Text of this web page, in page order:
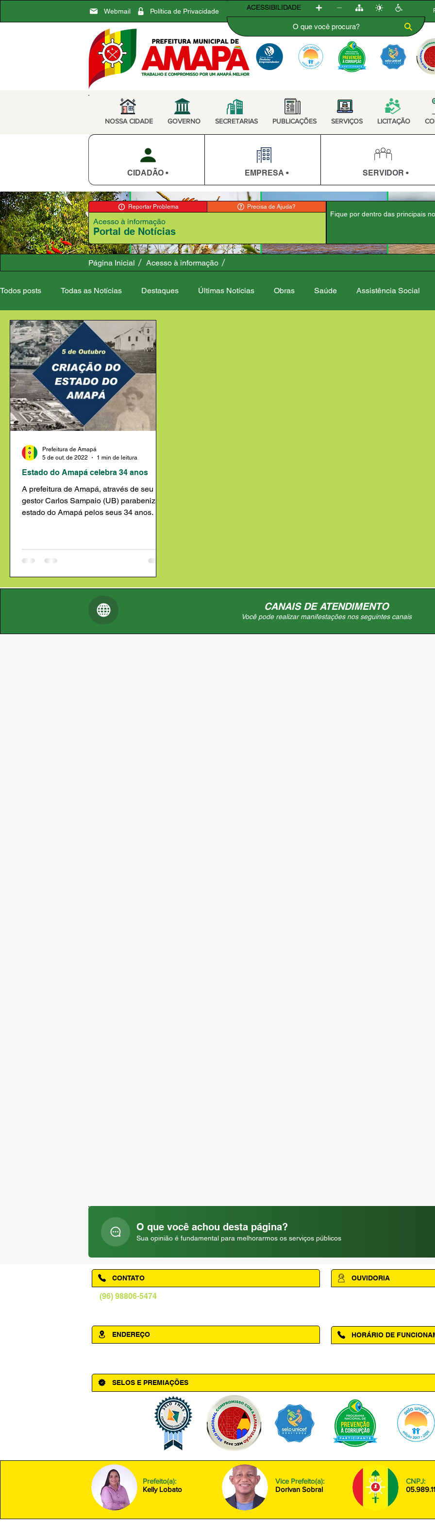
Webmail Política de Privacidade ACESSIBILIDADE
NOSSA CIDADE GOVERNO SECRETARIAS PUBLICAÇÕES SERVIÇOS LICITAÇÃO
CIDADÃO • EMPRESA • SERVIDOR •
Reportar Problema Precisa de Ajuda?
Portal de Notícias
Acesso à informação
Fique por dentro das principais
Página Inicial Acesso à informação
Todos posts Todas as Notícias Destaques Últimas Notícias Obras Saúde Assistência Social
Meio Ambiente Desenvolvimento Rural
Campanhas Governo Covid-19
Estado do Amapá celebra 34 anos
A prefeitura de Amapá, através de seu
gestor Carlos Sampaio (UB) parabeniza o
estado do Amapá pelos seus 34 anos. O
Prefeitura de Amapá
5 de out. de 2022
1 min de leitura
CANAIS DE ATENDIMENTO
Você pode realizar manifestações nos seguintes canais
O que você achou desta página?
Sua opinião é fundamental para melhorarmos os serviços públicos
(96) 98806-5474
CONTATO
ENDEREÇO
OUVIDORIA
HORÁRIO DE
SELOS E PREMIAÇÕES
Prefeito(a):
Kelly Lobato
Vice Prefeito(a):
Dorivan Sobral
CNPJ: